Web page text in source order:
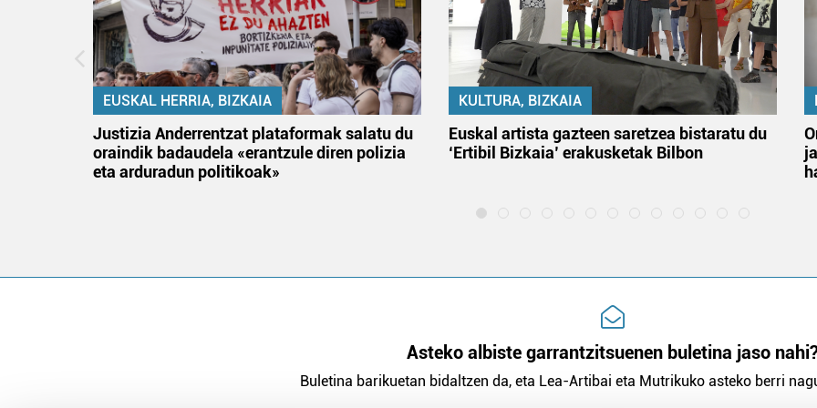
EUSKAL HERRIA, BIZKAIA
Justizia Anderrentzat plataformak salatu du
oraindik badaudela «erantzule diren polizia
eta arduradun politikoak»
KULTURA, BIZKAIA
Euskal artista gazteen saretzea bistaratu du
‘Ertibil Bizkaia’ erakusketak Bilbon
Asteko albiste garrantzitsuenen buletina jaso
Buletina barikuetan bidaltzen da, eta Lea-Artibai eta Mutrikuko asteko berri